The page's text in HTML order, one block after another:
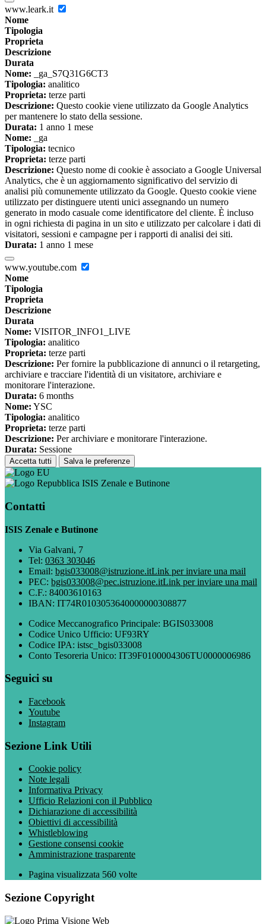
www.leark.it
Nome
Tipologia
Proprieta
Descrizione
Durata
Nome: _ga_S7Q31G6CT3
Tipologia: analitico
Proprieta: terze parti
Descrizione: Questo cookie viene utilizzato da Google Analytics
per mantenere lo stato della sessione.
Durata: 1 anno 1 mese
Nome: _ga
Tipologia: tecnico
Proprieta: terze parti
Descrizione: Questo nome di cookie è associato a Google Universal
Analytics, che è un aggiornamento significativo del servizio di
analisi più comunemente utilizzato da Google. Questo cookie viene
utilizzato per distinguere utenti unici assegnando un numero
generato in modo casuale come identificatore del cliente. È incluso
in ogni richiesta di pagina in un sito e utilizzato per calcolare i dati di
visitatori, sessioni e campagne per i rapporti di analisi dei siti.
Durata: 1 anno 1 mese
www.youtube.com
Nome
Tipologia
Proprieta
Descrizione
Durata
Nome: VISITOR_INFO1_LIVE
Tipologia: analitico
Proprieta: terze parti
Descrizione: Per fornire la pubblicazione di annunci o il retargeting,
archiviare e tracciare l'identità di un visitatore, archiviare e
monitorare l'interazione.
Durata: 6 months
Nome: YSC
Tipologia: analitico
Proprieta: terze parti
Descrizione: Per archiviare e monitorare l'interazione.
Durata: Sessione
Accetta tutti Salva le preferenze
ISIS Zenale e Butinone
Contatti
ISIS Zenale e Butinone
Via Galvani, 7
Tel: 0363 303046
Email: bgis033008@istruzione.itLink per inviare una mail
PEC: bgis033008@pec.istruzione.itLink per inviare una mail
C.F.: 84003610163
IBAN: IT74R0103053640000000308877
Codice Meccanografico Principale: BGIS033008
Codice Unico Ufficio: UF93RY
Codice IPA: istsc_bgis033008
Conto Tesoreria Unico: IT39F0100004306TU0000006986
Seguici su
Facebook
Youtube
Instagram
Sezione Link Utili
Cookie policy
Note legali
Informativa Privacy
Ufficio Relazioni con il Pubblico
Dichiarazione di accessibilità
Obiettivi di accessibilità
Whistleblowing
Gestione consensi cookie
Amministrazione trasparente
Pagina visualizzata 560 volte
Sezione Copyright